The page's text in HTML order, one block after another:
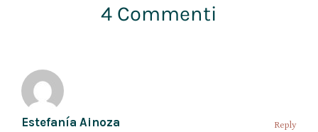
4 Commenti
Estefanía Ainoza Reply